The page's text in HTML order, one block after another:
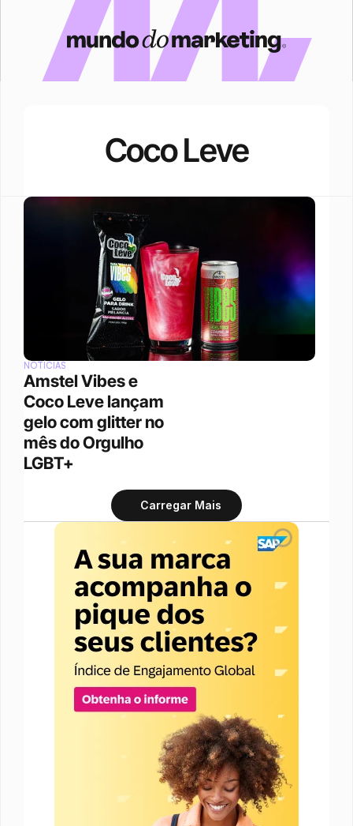
Coco Leve
NOTÍCIAS
Amstel Vibes e
Coco Leve lançam
gelo com glitter no
mês do Orgulho
LGBT+
Carregar Mais